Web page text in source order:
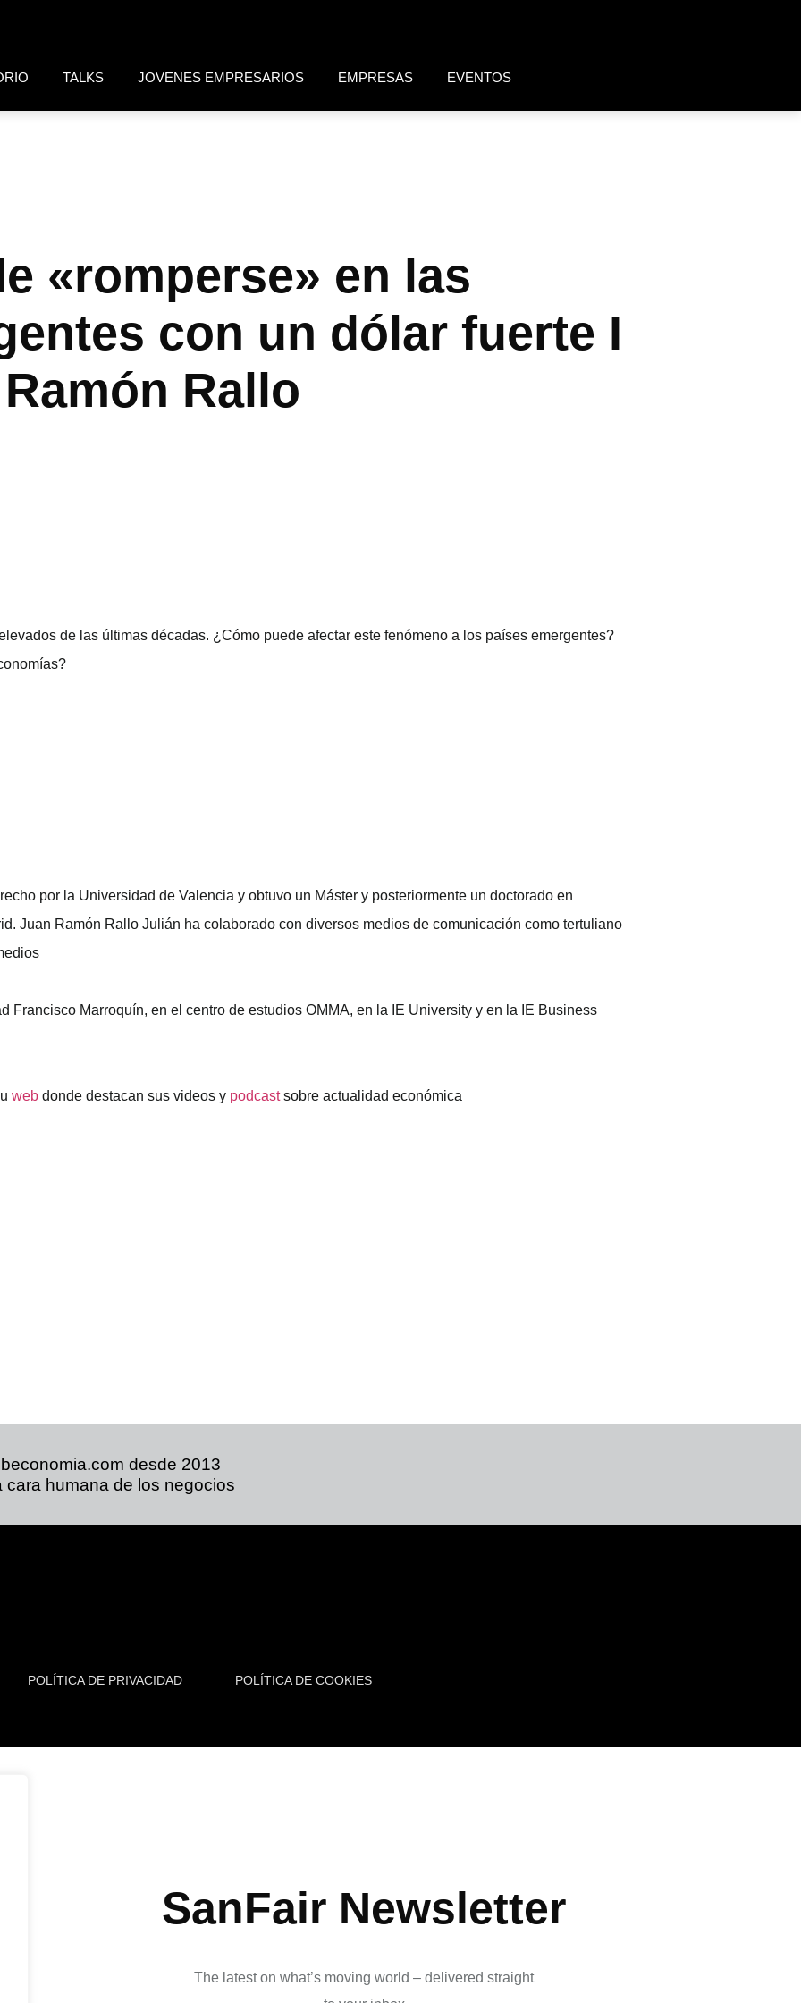
TALKS JOVENES EMPRESARIOS EMPRESAS EVENTOS
«romperse» en las
con un dólar fuerte I
Rallo
de las últimas décadas. ¿Cómo puede afectar este fenómeno a los países emergentes?
por la Universidad de Valencia y obtuvo un Máster y posteriormente un doctorado en
Juan Ramón Rallo Julián ha colaborado con diversos medios de comunicación como tertuliano
Francisco Marroquín, en el centro de estudios OMMA, en la IE University y en la IE Business
web donde destacan sus videos y podcastsobre actualidad económica
desde 2013
cara humana de los negocios
POLÍTICA DE PRIVACIDAD POLÍTICA DE COOKIES
SanFair Newsletter
The latest on what’s moving world – delivered straight